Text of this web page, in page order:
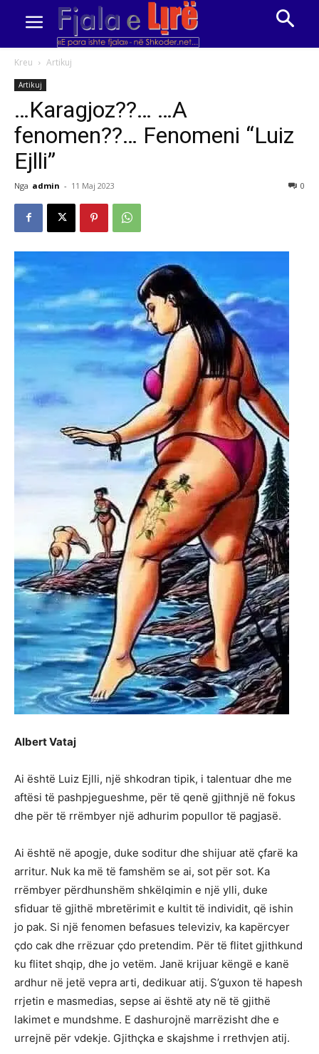
Kreu Artikuj
Artikuj
…Karagjoz??… …A
fenomen??… Fenomeni “Luiz
Ejlli”
Nga admin - 11 Maj 2023 0
Albert Vataj
Ai është Luiz Ejlli, një shkodran tipik, i talentuar dhe me
aftësi të pashpjegueshme, për të qenë gjithnjë në fokus
dhe për të rrëmbyer një adhurim popullor të pagjasë.
Ai është në apogje, duke soditur dhe shijuar atë çfarë ka
arritur. Nuk ka më të famshëm se ai, sot për sot. Ka
rrëmbyer përdhunshëm shkëlqimin e një ylli, duke
sfiduar të gjithë mbretërimit e kultit të individit, që ishin
jo pak. Si një fenomen befasues televiziv, ka kapërcyer
çdo cak dhe rrëzuar çdo pretendim. Për të flitet gjithkund
ku flitet shqip, dhe jo vetëm. Janë krijuar këngë e kanë
ardhur në jetë vepra arti, dedikuar atij. S’guxon të hapesh
rrjetin e masmedias, sepse ai është aty në të gjithë
lakimet e mundshme. E dashurojnë marrëzisht dhe e
urrejnë për vdekje. Gjithçka e skajshme i rrethvjen atij.